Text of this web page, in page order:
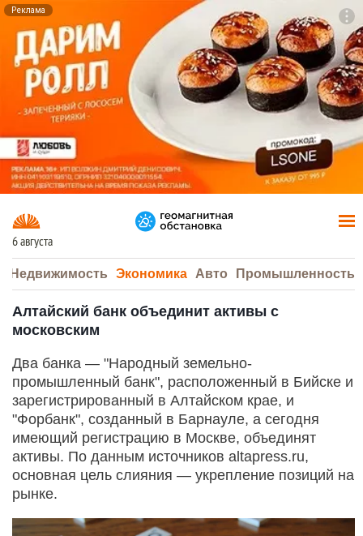
Реклама
6 августа
Недвижимость Экономика Авто Промышленность
Алтайский банк объединит активы с
московским
Два банка — "Народный земельно-
промышленный банк", расположенный в Бийске и
зарегистрированный в Алтайском крае, и
"Форбанк", созданный в Барнауле, а сегодня
имеющий регистрацию в Москве, объединят
активы. По данным источников altapress.ru,
основная цель слияния — укрепление позиций на
рынке.